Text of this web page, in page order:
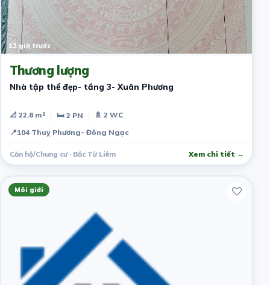
12 giờ trước
Thương lượng
Nhà tập thể đẹp- tầng 3- Xuân Phương
📐 22.8 m² 🛏 2 PN
🚿 2 WC
📍104 Thuỵ Phương- Đông Ngạc
Căn hộ/Chung cư · Bắc Từ Liêm Xem chi tiết →
Môi giới